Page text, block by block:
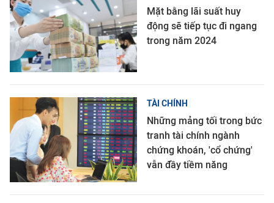
Mặt bằng lãi suất huy
động sẽ tiếp tục đi ngang
trong năm 2024
TÀI CHÍNH
Những mảng tối trong bức
tranh tài chính ngành
chứng khoán, 'cổ chứng'
vẫn đầy tiềm năng